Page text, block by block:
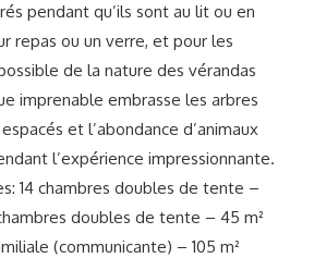
pendant qu’ils sont au lit ou en
repas ou un verre, et pour les
de la nature des vérandas
imprenable embrasse les arbres
et l’abondance d’animaux
l’expérience impressionnante.
14 chambres doubles de tente –
doubles de tente – 45 m²
(communicante) – 105 m²